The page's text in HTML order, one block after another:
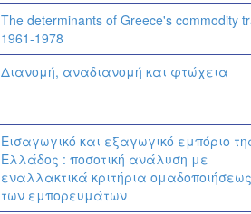
The determinants of Greece's commodity
1961-1978
Διανομή, αναδιανομή και φτώχεια
Εισαγωγικό και εξαγωγικό εμπόριο
Ελλάδος : ποσοτική ανάλυση με
εναλλακτικά κριτήρια ομαδοποιήσεως
των εμπορευμάτων